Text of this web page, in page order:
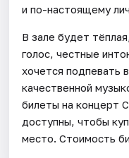
и по-настоящему
В зале будет
голос, честные
хочется подпевать
качественной
билеты на концерт
доступны, чтобы
место. Стоимость